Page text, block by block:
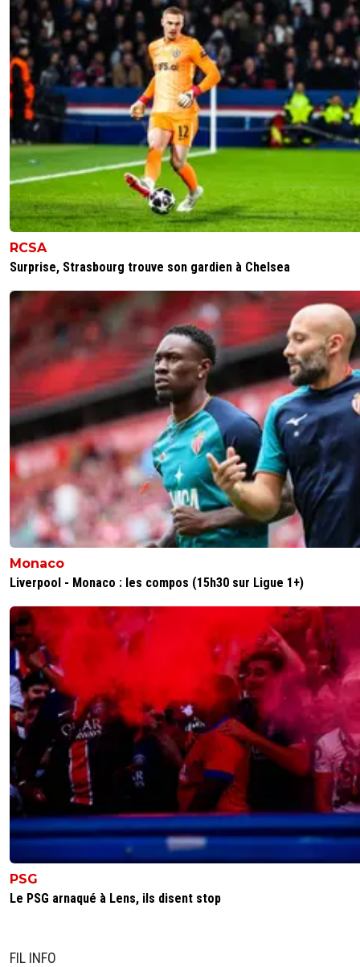
RCSA
Surprise, Strasbourg trouve son gardien à Chelsea
Monaco
Liverpool - Monaco : les compos (15h30 sur Ligue 1+)
PSG
Le PSG arnaqué à Lens, ils disent stop
FIL INFO